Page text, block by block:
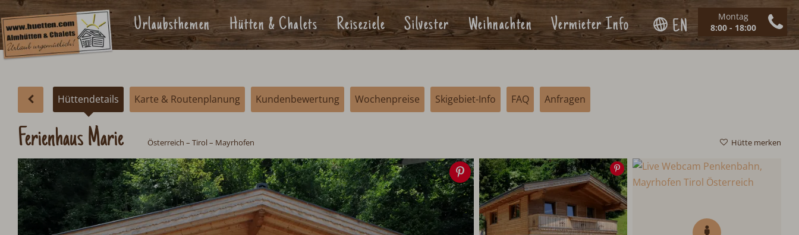
Montag
8:00 - 18:00
Urlaubsthemen Hütten & Chalets Reiseziele Silvester Weihnachten Vermieter Info EN
Hüttendetails Karte & Routenplanung Kundenbewertung Wochenpreise Skigebiet-Info FAQ Anfragen
Hütte merken
Ferienhaus Marie Österreich – Tirol– Mayrhofen
Speichern Speichern